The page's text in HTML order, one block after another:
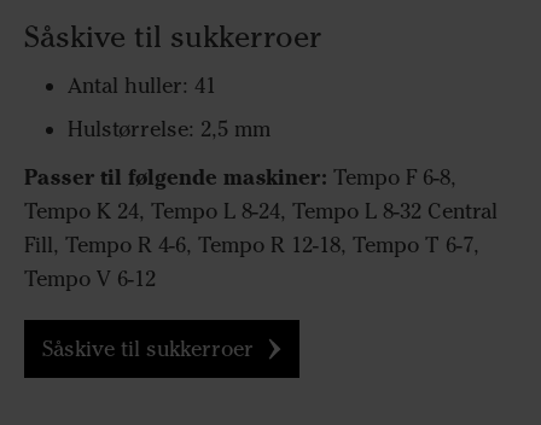
Såskive til sukkerroer
Antal huller: 41
Hulstørrelse: 2,5 mm
Passer til følgende maskiner: Tempo F 6-8,
Tempo K 24, Tempo L 8-24, Tempo L 8-32 Central
Fill, Tempo R 4-6, Tempo R 12-18, Tempo T 6-7,
Tempo V 6-12
Såskive til sukkerroer